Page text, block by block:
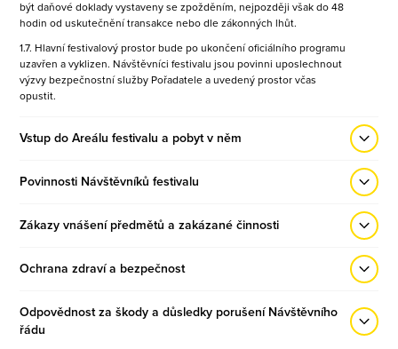
být daňové doklady vystaveny se zpožděním, nejpozději však do 48
hodin od uskutečnění transakce nebo dle zákonných lhůt.
1.7. Hlavní festivalový prostor bude po ukončení oficiálního programu
uzavřen a vyklizen. Návštěvníci festivalu jsou povinni uposlechnout
výzvy bezpečnostní služby Pořadatele a uvedený prostor včas
opustit.
Vstup do Areálu festivalu a pobyt v něm
Povinnosti Návštěvníků festivalu
Zákazy vnášení předmětů a zakázané činnosti
Ochrana zdraví a bezpečnost
Odpovědnost za škody a důsledky porušení Návštěvního
řádu